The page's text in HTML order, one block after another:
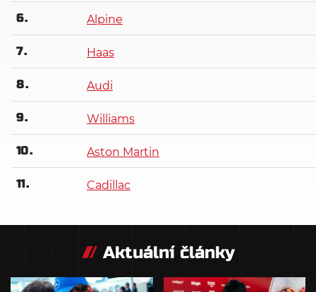
6 Alpine
7 Haas
8 Audi
9 Williams
10 Aston Martin
11 Cadillac
Aktuální články